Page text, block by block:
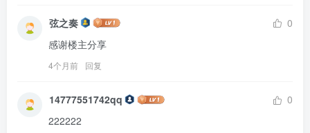
弦之奏
0
感谢楼主分享
4个月前 回复
14777551742qq
0
222222